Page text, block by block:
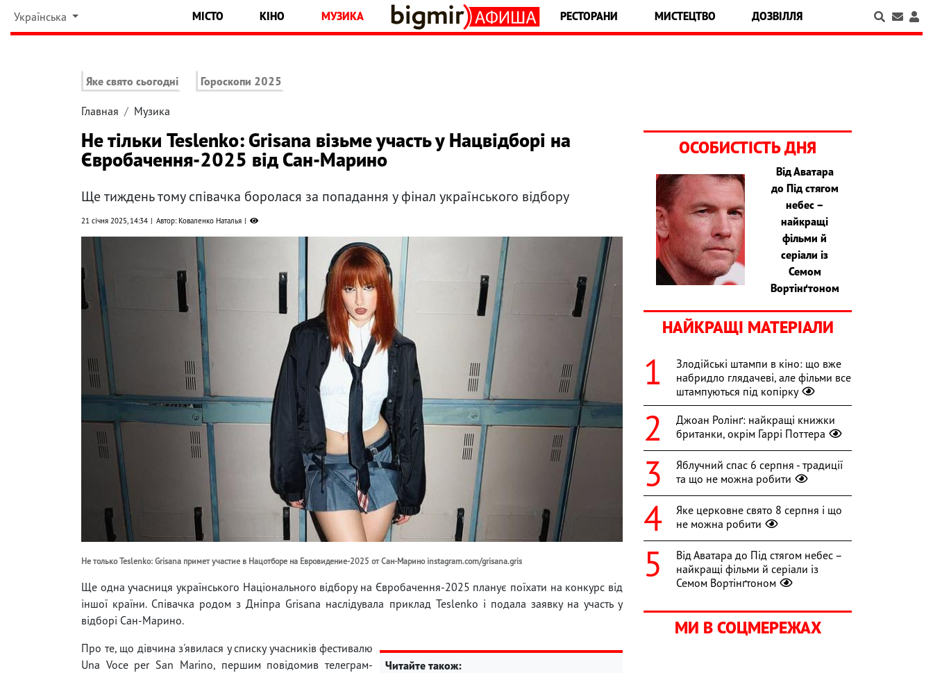
Українська МІСТО КІНО МУЗИКА РЕСТОРАНИ МИСТЕЦТВО ДОЗВІЛЛЯ
Яке свято сьогодні Гороскопи 2025
Главная Музика
Не тільки Teslenko: Grisana візьме участь у Нацвідборі на
Євробачення-2025 від Сан-Марино
Ще тиждень тому співачка боролася за попадання у фінал українського відбору
21 січня 2025, 14:34 Автор: Коваленко Наталья
Не только Teslenko: Grisana примет участие в Нацотборе на Евровидение-2025 от Сан-Марино instagram.com/grisana.gris
Ще одна учасниця українського Національного відбору на Євробачення-2025 планує поїхати на конкурс від
іншої країни. Співачка родом з Дніпра Grisana наслідувала приклад Teslenko і ​​подала заявку на участь у
відборі Сан-Марино.
Читайте також:
Про те, що дівчина з'явилася у списку учасників фестивалю
Una Voce per San Marino, першим повідомив телеграм-
ОСОБИСТІСТЬ ДНЯ
Від Аватара
до Під стягом
небес –
найкращі
фільми й
серіали із
Семом
Вортінґтоном
НАЙКРАЩІ МАТЕРІАЛИ
Злодійські штампи в кіно: що вже
набридло глядачеві, але фільми все
штампуються під копірку
Джоан Ролінґ: найкращі книжки
британки, окрім Гаррі Поттера
Яблучний спас 6 серпня - традиції
та що не можна робити
Яке церковне свято 8 серпня і що
не можна робити
Від Аватара до Під стягом небес –
найкращі фільми й серіали із
Семом Вортінґтоном
МИ В СОЦМЕРЕЖАХ